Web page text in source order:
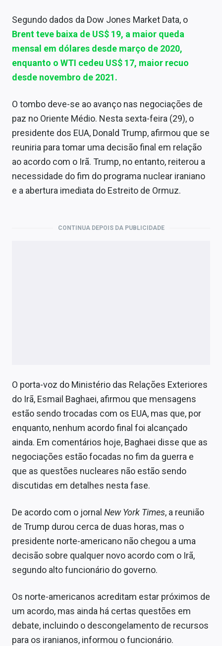
Segundo dados da Dow Jones Market Data, o
Brent teve baixa de US$ 19, a maior queda
mensal em dólares desde março de 2020,
enquanto o WTI cedeu US$ 17, maior recuo
desde novembro de 2021.
O tombo deve-se ao avanço nas negociações de
paz no Oriente Médio. Nesta sexta-feira (29), o
presidente dos EUA, Donald Trump, afirmou que se
reuniria para tomar uma decisão final em relação
ao acordo com o Irã. Trump, no entanto, reiterou a
necessidade do fim do programa nuclear iraniano
e a abertura imediata do Estreito de Ormuz.
CONTINUA DEPOIS DA PUBLICIDADE
O porta-voz do Ministério das Relações Exteriores
do Irã, Esmail Baghaei, afirmou que mensagens
estão sendo trocadas com os EUA, mas que, por
enquanto, nenhum acordo final foi alcançado
ainda. Em comentários hoje, Baghaei disse que as
negociações estão focadas no fim da guerra e
que as questões nucleares não estão sendo
discutidas em detalhes nesta fase.
De acordo com o jornal New York Times, a reunião
de Trump durou cerca de duas horas, mas o
presidente norte-americano não chegou a uma
decisão sobre qualquer novo acordo com o Irã,
segundo alto funcionário do governo.
Os norte-americanos acreditam estar próximos de
um acordo, mas ainda há certas questões em
debate, incluindo o descongelamento de recursos
para os iranianos, informou o funcionário.